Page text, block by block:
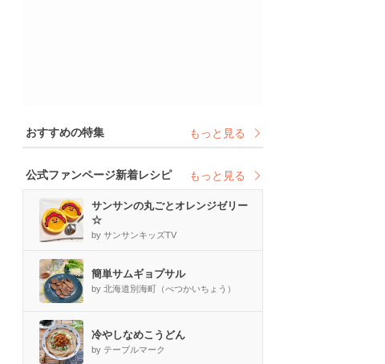
おすすめの特集 もっと見る
公式ファンページ新着レシピ もっと見る
サンサンの丸ごとオレンジゼリー
☆
by サンサンキッズTV
簡単サムギョプサル
by 北海道別海町（べつかいちょう）
冷やしなめこうどん
by テーブルマーク